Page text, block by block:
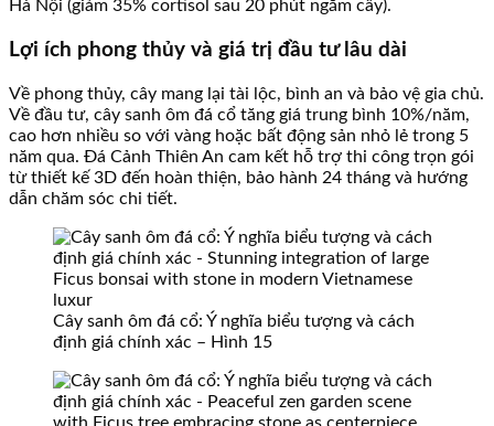
Hà Nội (giảm 35% cortisol sau 20 phút ngắm cây).
Lợi ích phong thủy và giá trị đầu tư lâu dài
Về phong thủy, cây mang lại tài lộc, bình an và bảo vệ gia chủ.
Về đầu tư, cây sanh ôm đá cổ tăng giá trung bình 10%/năm,
cao hơn nhiều so với vàng hoặc bất động sản nhỏ lẻ trong 5
năm qua. Đá Cảnh Thiên An cam kết hỗ trợ thi công trọn gói
từ thiết kế 3D đến hoàn thiện, bảo hành 24 tháng và hướng
dẫn chăm sóc chi tiết.
Cây sanh ôm đá cổ: Ý nghĩa biểu tượng và cách
định giá chính xác – Hình 15